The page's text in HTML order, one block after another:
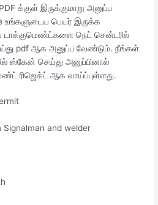
க்குள் இருக்குமாறு அனுப்ப
உங்களுடைய பெயர் இருக்க
டாக்குமெண்ட்களை நெட் சென்டரில்
pdf ஆக அனுப்ப வேண்டும். நீங்கள்
ஸ்கேன் செய்து அனுப்பினால்
ரிஜெக்ட் ஆக வாய்ப்புள்ளது.
Signalman and welder